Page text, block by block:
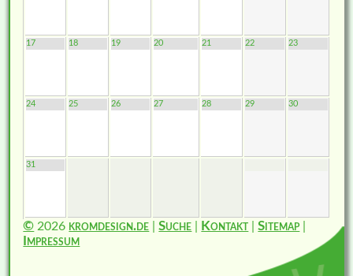
17 18 19 20 21 22 23
24 25 26 27 28 29 30
31
© 2026 kromdesign.de |Suche Kontakt |Sitemap
Impressum